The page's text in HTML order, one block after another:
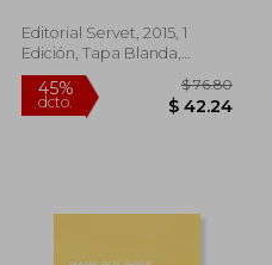
Editorial Servet, 2015, 1
Edición, Tapa Blanda,
Nuevo
dcto.